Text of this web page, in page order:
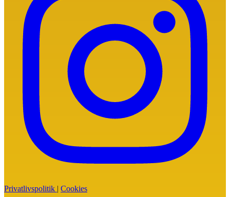
Privatlivspolitik | Cookies